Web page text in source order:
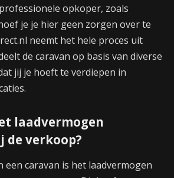
opkoper, zoals
je je hier geen zorgen over te
neemt het hele proces uit
de caravan op basis van diverse
jij je hoeft te verdiepen in
laadvermogen
verkoop?
een caravan is het laadvermogen